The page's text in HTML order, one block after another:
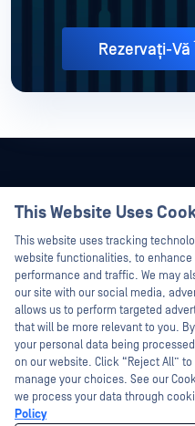
Rezervați-
©2026 OPSWAT . Toate drepturile
MetaAccess, OPSWAT , Trust no File.
World's Critical Infrastructure, Deep
DFI, RetroHunt, Deep File Inspection
This Website Uses
This website uses tracking
website functionalities, to enhance
performance and traffic. We may
our site with our social media,
allows us to perform targeted
that will be more relevant to you.
your personal data being
on our website. Click “Reject All”
manage your choices. See our
we process your data through
Policy
Hey
I'm Ozzy,
How can
today?